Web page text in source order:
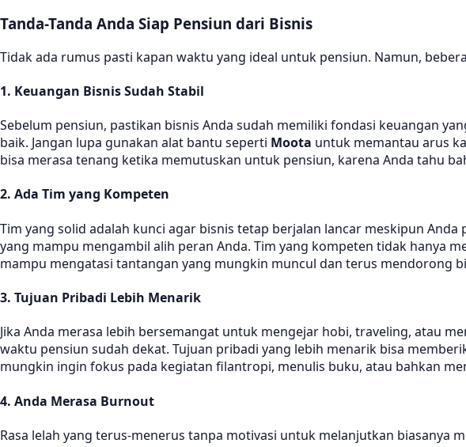
Tanda-Tanda Anda Siap Pensiun dari Bisnis
Tidak ada rumus pasti kapan waktu yang ideal untuk pensiun. Namun,
1. Keuangan Bisnis Sudah Stabil
Sebelum pensiun, pastikan bisnis Anda sudah memiliki fondasi keuangan
baik. Jangan lupa gunakan alat bantu seperti Moota untuk memantau arus
bisa merasa tenang ketika memutuskan untuk pensiun, karena Anda tahu
2. Ada Tim yang Kompeten
Tim yang solid adalah kunci agar bisnis tetap berjalan lancar meskipun
yang mampu mengambil alih peran Anda. Tim yang kompeten tidak hanya
mampu mengatasi tantangan yang mungkin muncul dan terus mendorong
3. Tujuan Pribadi Lebih Menarik
Jika Anda merasa lebih bersemangat untuk mengejar hobi, traveling, atau
waktu pensiun sudah dekat. Tujuan pribadi yang lebih menarik bisa
mungkin ingin fokus pada kegiatan filantropi, menulis buku, atau bahkan
4. Anda Merasa Burnout
Rasa lelah yang terus-menerus tanpa motivasi untuk melanjutkan